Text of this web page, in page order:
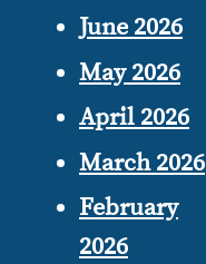
June 2026
May 2026
April 2026
March 2026
February
2026